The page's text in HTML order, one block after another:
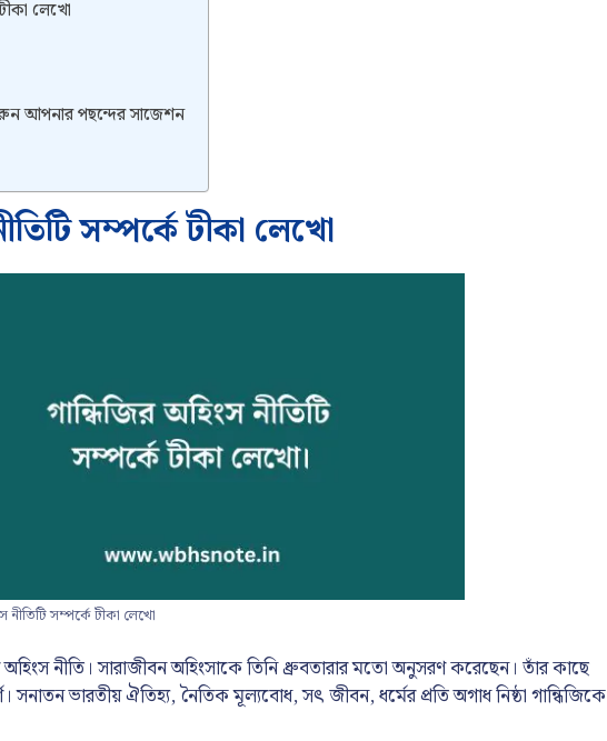
লেখো
আপনার পছন্দের সাজেশন
সম্পর্কে টীকা লেখো
নীতিটি সম্পর্কে টীকা লেখো
হল অহিংস নীতি। সারাজীবন অহিংসাকে তিনি ধ্রুবতারার মতো অনুসরণ করেছেন। তাঁর কাছে
ভারতীয় ঐতিহ্য, নৈতিক মূল্যবোধ, সৎ জীবন, ধর্মের প্রতি অগাধ নিষ্ঠা গান্ধিজিকে